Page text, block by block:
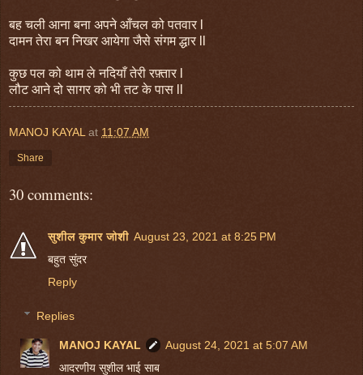
बह चली आना बना अपने आँचल को पतवार l
दामन तेरा बन निखर आयेगा जैसे संगम द्धार ll
कुछ पल को थाम ले नदियाँ तेरी रफ़्तार l
लौट आने दो सागर को भी तट के पास ll
MANOJ KAYAL at 11:07 AM
Share
30 comments:
सुशील कुमार जोशी August 23, 2021 at 8:25 PM
बहुत सुंदर
Reply
Replies
MANOJ KAYAL
August 24, 2021 at 5:07 AM
आदरणीय सुशील भाई साब